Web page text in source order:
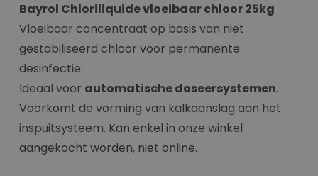
Bayrol Chloriliquide vloeibaar chloor 25kg
Vloeibaar concentraat op basis van niet
gestabiliseerd chloor voor permanente
desinfectie.
Ideaal voor automatische doseersystemen.
Voorkomt de vorming van kalkaanslag aan het
inspuitsysteem. Kan enkel in onze winkel
aangekocht worden, niet online.